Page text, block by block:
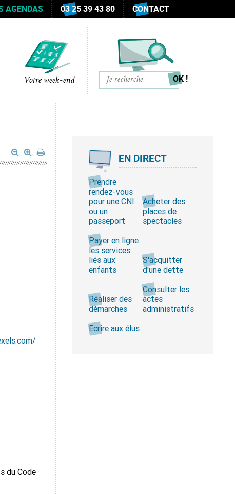
AGENDAS 03 25 39 43 80 CONTACT
Votre week-end
du Code
EN DIRECT
Prendre
rendez-vous
pour une CNI
ou un
passeport
Acheter des
places de
spectacles
Payer en ligne
les services
liés aux
enfants
S'acquitter
d'une dette
Réaliser des
démarches
Consulter les
actes
administratifs
Ecrire aux élus